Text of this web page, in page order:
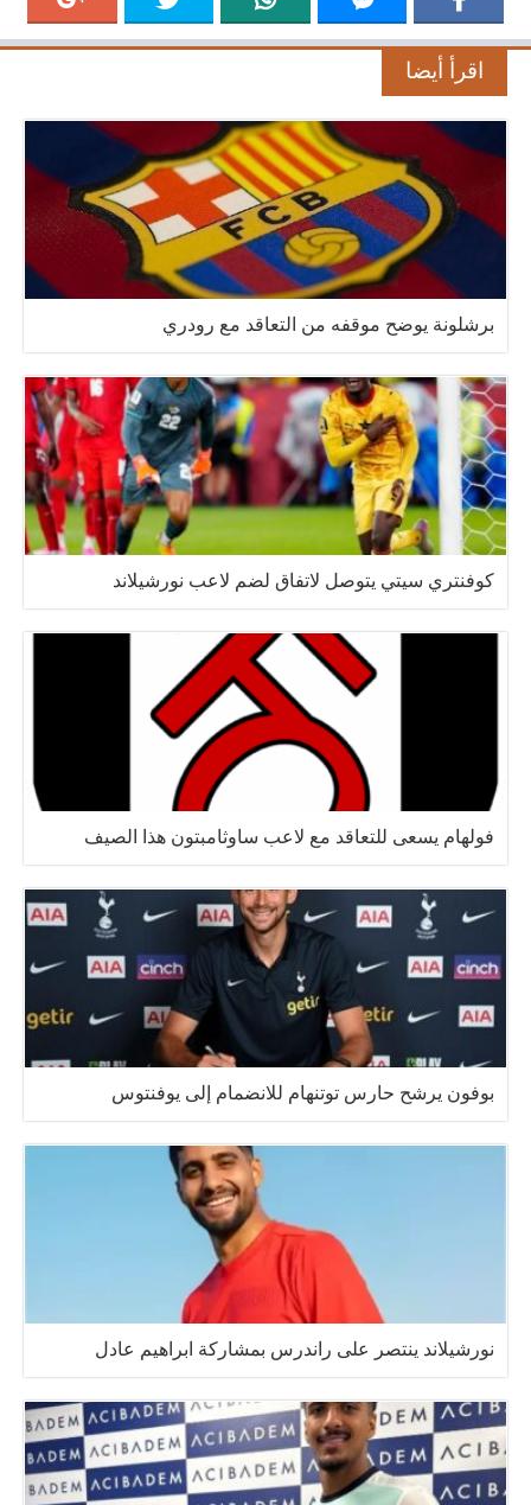
اقرأ أيضا
برشلونة يوضح موقفه من التعاقد مع رودري
كوفنتري سيتي يتوصل لاتفاق لضم لاعب نورشيلاند
فولهام يسعى للتعاقد مع لاعب ساوثامبتون هذا الصيف
بوفون يرشح حارس توتنهام للانضمام إلى يوفنتوس
نورشيلاند ينتصر على راندرس بمشاركة ابراهيم عادل